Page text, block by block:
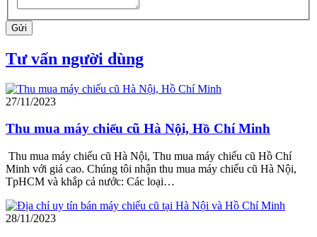
Gửi
Tư vấn người dùng
27/11/2023
Thu mua máy chiếu cũ Hà Nội, Hồ Chí Minh
Thu mua máy chiếu cũ Hà Nội, Thu mua máy chiếu cũ Hồ Chí
Minh với giá cao. Chúng tôi nhận thu mua máy chiếu cũ Hà Nội,
TpHCM và khắp cả nước: Các loại…
28/11/2023